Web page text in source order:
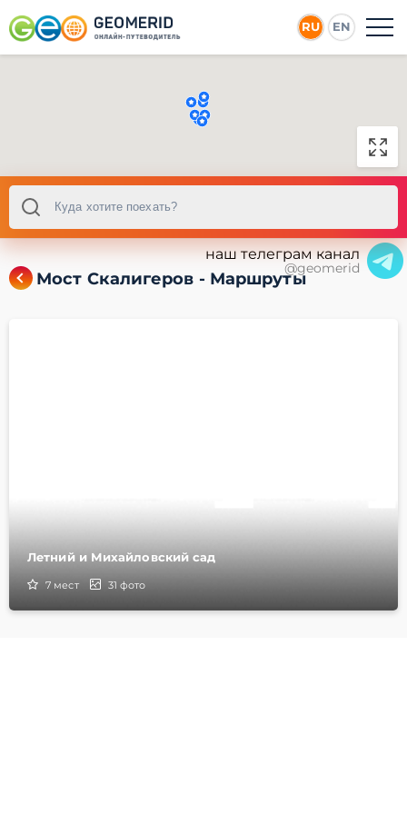
RU EN
наш телеграм канал
@geomerid
Мост Скалигеров - Маршруты
Летний и Михайловский сад
7 мест 31 фото